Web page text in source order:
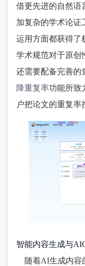
借更先进的自然语
加复杂的学术论证
运用方面都获得了
学术规范对于原创
还需要配备完善的
降重复率功能所致
户把论文的重复率
智能内容生成与
随着AI生成内容